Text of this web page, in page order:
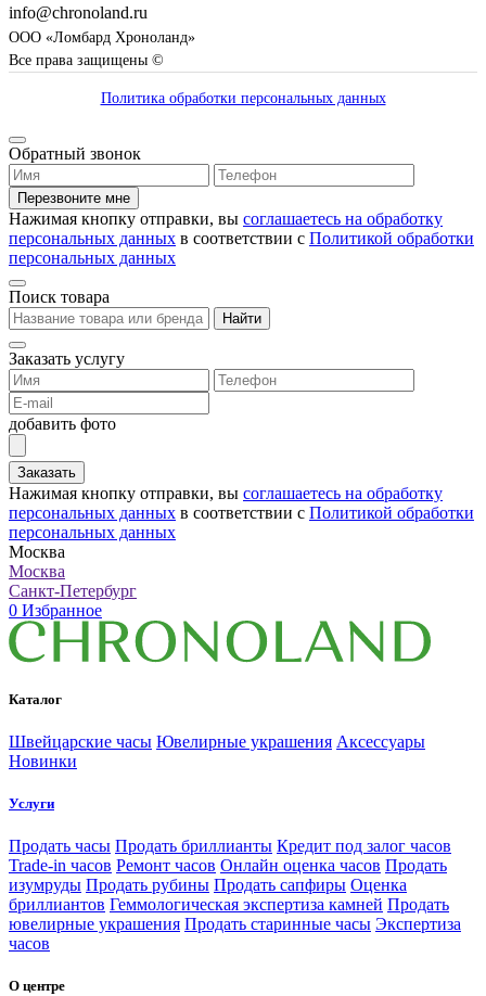
info@chronoland.ru
ООО «Ломбард Хроноланд»
Все права защищены ©
Политика обработки персональных данных
Обратный звонок
Перезвоните мне
Нажимая кнопку отправки, вы соглашаетесь на обработку
персональных данных в соответствии с Политикой обработки
персональных данных
Поиск товара
Найти
Заказать услугу
добавить фото
Заказать
Нажимая кнопку отправки, вы соглашаетесь на обработку
персональных данных в соответствии с Политикой обработки
персональных данных
Москва
Москва
Санкт-Петербург
0 Избранное
Каталог
Швейцарские часы Ювелирные украшения Аксессуары
Новинки
Услуги
Продать часы Продать бриллианты Кредит под залог часов
Trade-in часов Ремонт часов Онлайн оценка часов Продать
изумруды Продать рубины Продать сапфиры Оценка
бриллиантов Геммологическая экспертиза камней Продать
ювелирные украшения Продать старинные часы Экспертиза
часов
О центре